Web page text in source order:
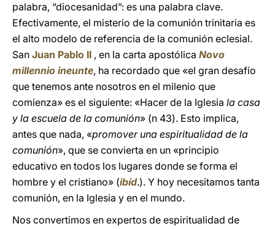
palabra, “diocesanidad”: es una palabra clave.
Efectivamente, el misterio de la comunión trinitaria es
el alto modelo de referencia de la comunión eclesial.
San Juan Pablo II , en la carta apostólica Novo
millennio ineunte, ha recordado que «el gran desafío
que tenemos ante nosotros en el milenio que
comienza» es el siguiente: «Hacer de la Iglesia la casa
y la escuela de la comunión» (n 43). Esto implica,
antes que nada, «promover una espiritualidad de la
comunión», que se convierta en un «principio
educativo en todos los lugares donde se forma el
hombre y el cristiano» (ibíd.). Y hoy necesitamos tanta
comunión, en la Iglesia y en el mundo.
Nos convertimos en expertos de espiritualidad de